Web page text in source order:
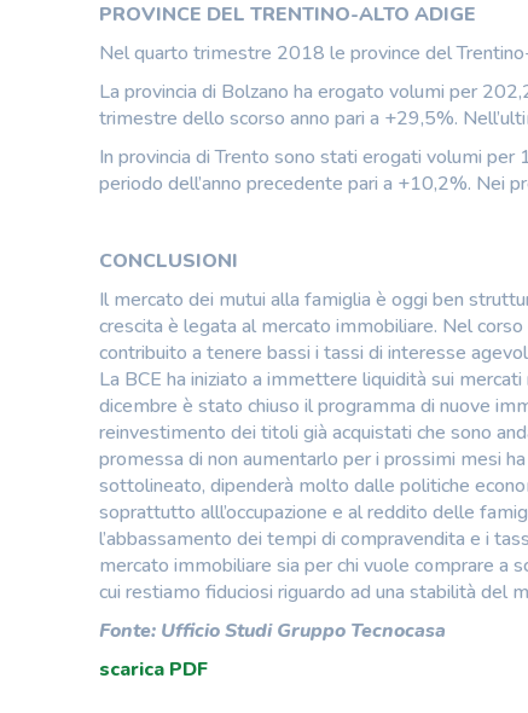
PROVINCE DEL TRENTINO-ALTO ADIGE
Nel quarto trimestre 2018 le province del
La provincia di Bolzano ha erogato volumi per
trimestre dello scorso anno pari a +29,5%.
In provincia di Trento sono stati erogati volumi
periodo dell’anno precedente pari a +10,2%. Nei
CONCLUSIONI
Il mercato dei mutui alla famiglia è oggi ben
crescita è legata al mercato immobiliare. Nel
contribuito a tenere bassi i tassi di interesse
La BCE ha iniziato a immettere liquidità sui
dicembre è stato chiuso il programma di nuove
reinvestimento dei titoli già acquistati che sono
promessa di non aumentarlo per i prossimi mesi
sottolineato, dipenderà molto dalle politiche
soprattutto alll’occupazione e al reddito delle
l’abbassamento dei tempi di compravendita e i
mercato immobiliare sia per chi vuole comprare a
cui restiamo fiduciosi riguardo ad una stabilità del
Fonte: Ufficio Studi Gruppo Tecnocasa
scarica PDF